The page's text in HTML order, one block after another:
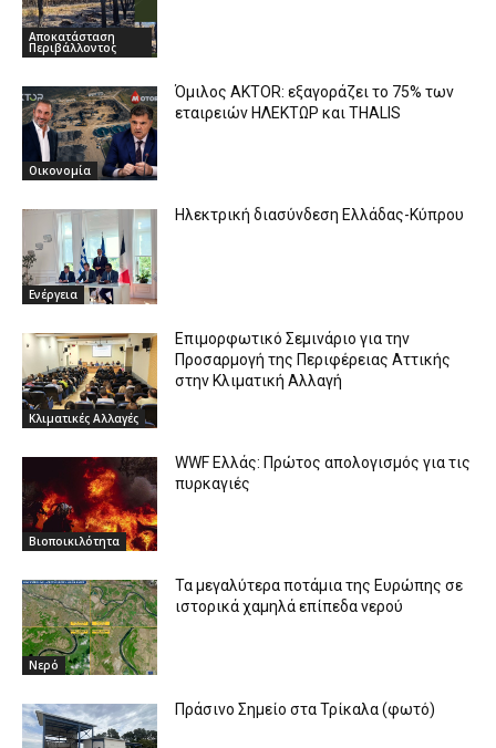
Αποκατάσταση
Περιβάλλοντος
Οικονομία
Όμιλος AKTOR: εξαγοράζει το 75% των
εταιρειών ΗΛΕΚΤΩΡ και THALIS
Ενέργεια
Ηλεκτρική διασύνδεση Ελλάδας-Κύπρου
Κλιματικές Αλλαγές
Επιμορφωτικό Σεμινάριο για την
Προσαρμογή της Περιφέρειας Αττικής
στην Κλιματική Αλλαγή
Βιοποικιλότητα
WWF Ελλάς: Πρώτος απολογισμός για τις
πυρκαγιές
Νερό
Τα μεγαλύτερα ποτάμια της Ευρώπης σε
ιστορικά χαμηλά επίπεδα νερού
Πράσινο Σημείο στα Τρίκαλα (φωτό)